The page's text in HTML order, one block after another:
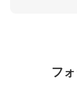
フ